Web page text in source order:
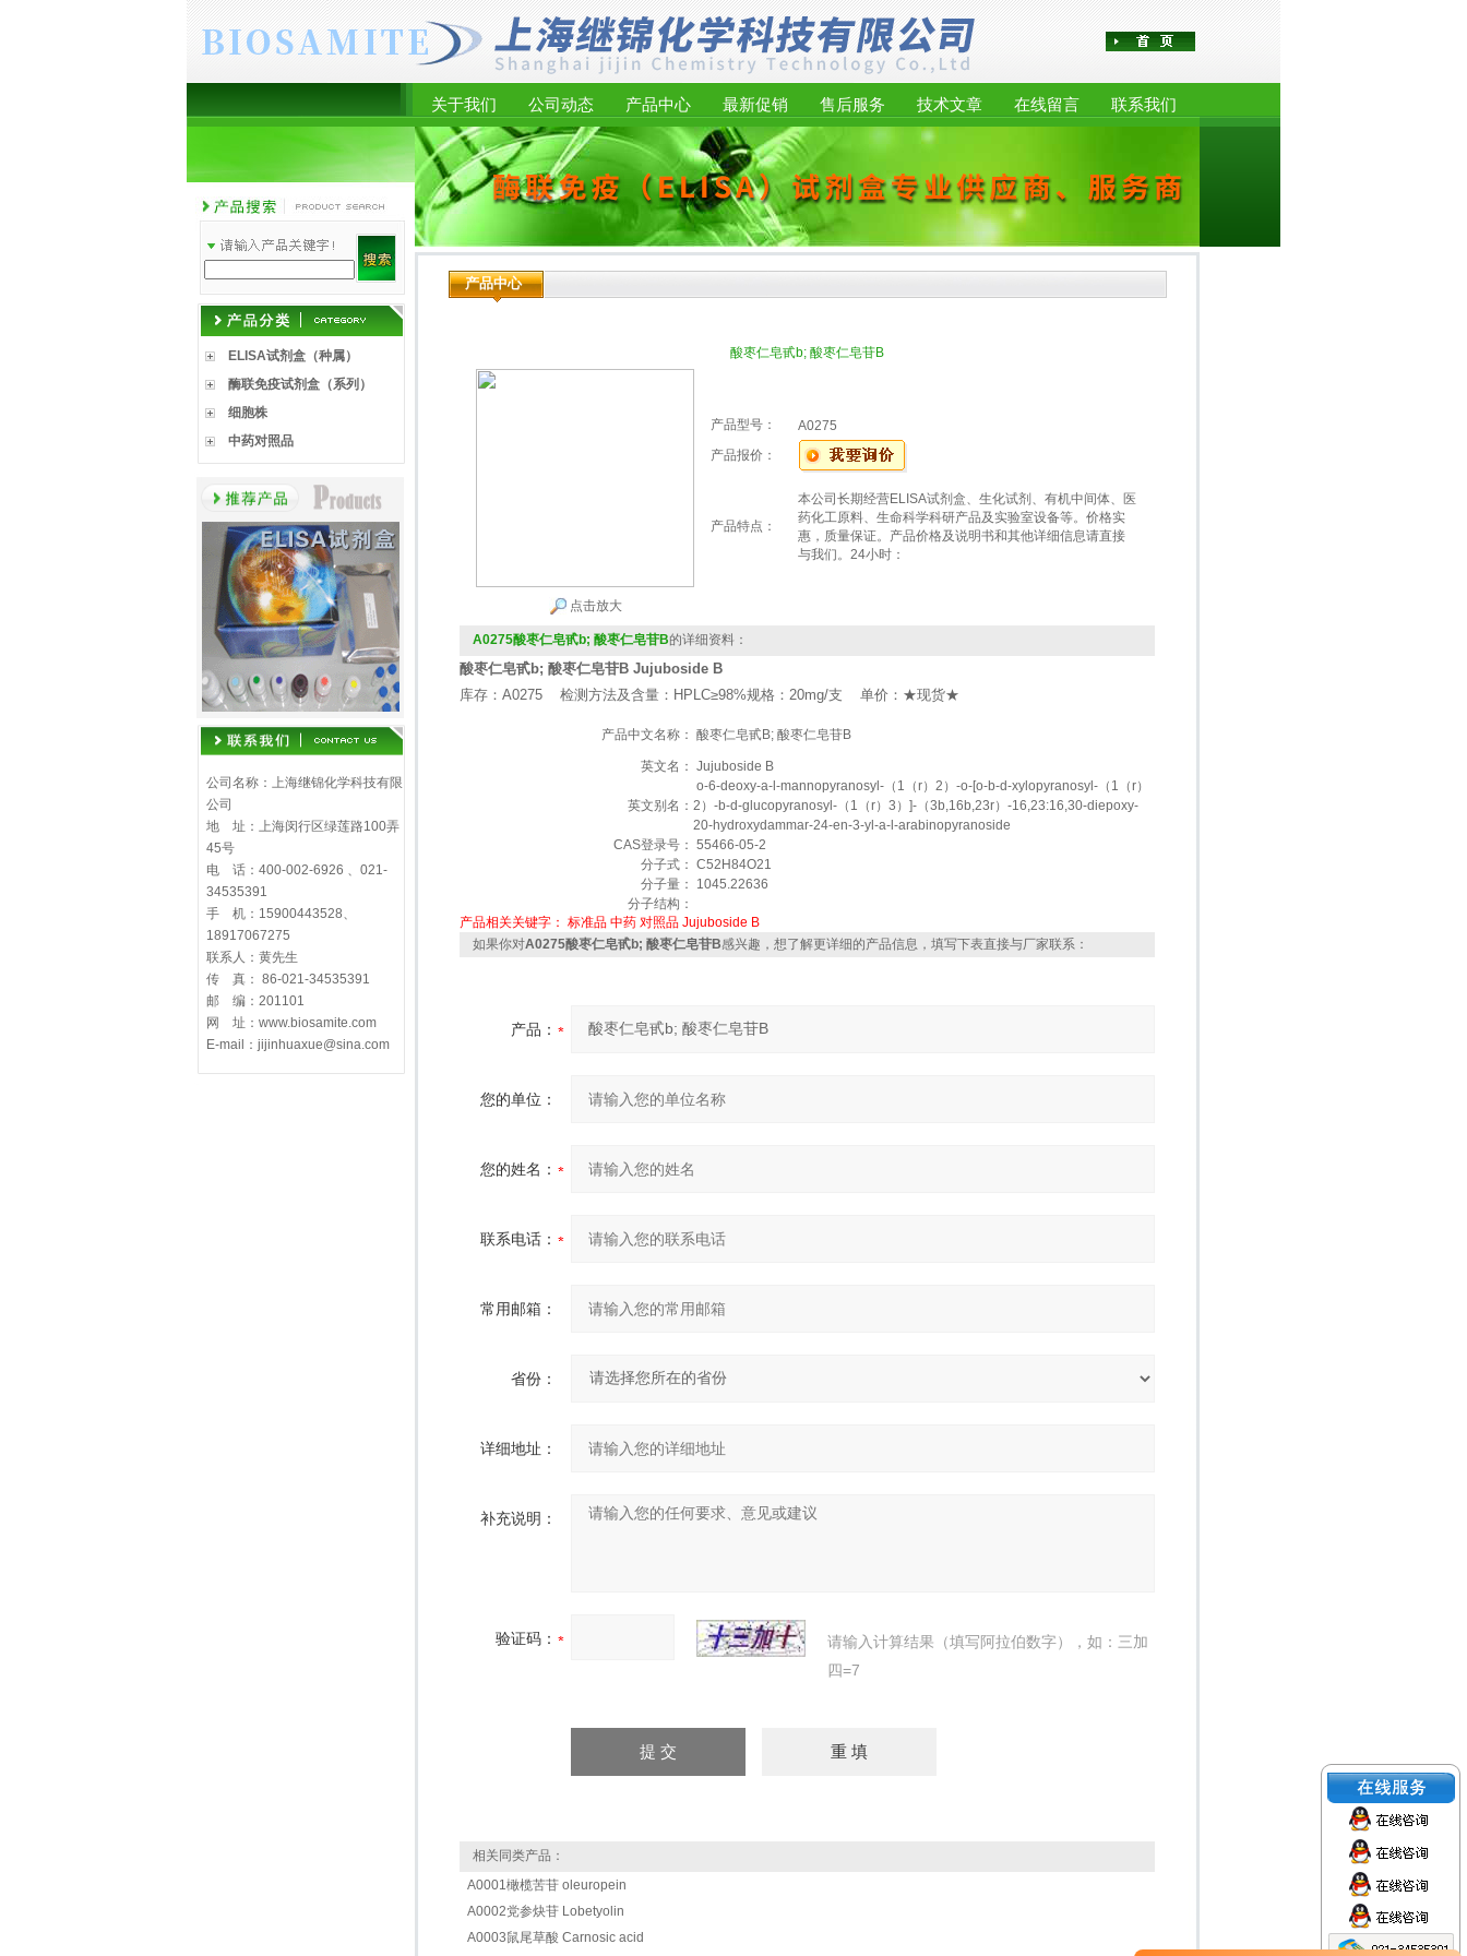
关于我们 公司动态 产品中心 最新促销 售后服务 技术文章 在线留言 联系我们
ELISA试剂盒（种属）
酶联免疫试剂盒（系列）
细胞株
中药对照品
公司名称：上海继锦化学科技有限
公司
地 址：上海闵行区绿莲路100弄
45号
电 话：400-002-6926 、021-
34535391
手 机：15900443528、
18917067275
联系人：黄先生
传 真： 86-021-34535391
邮 编：201101
网 址：www.biosamite.com
E-mail：jijinhuaxue@sina.com
产品中心
酸枣仁皂甙b; 酸枣仁皂苷B
点击放大
产品型号：
A0275
产品报价：
产品特点：
本公司长期经营ELISA试剂盒、生化试剂、有机中间体、医
药化工原料、生命科学科研产品及实验室设备等。价格实
惠，质量保证。产品价格及说明书和其他详细信息请直接
与我们。24小时：
A0275酸枣仁皂甙b; 酸枣仁皂苷B的详细资料：
酸枣仁皂甙b; 酸枣仁皂苷B Jujuboside B
库存：A0275 检测方法及含量：HPLC≥98%规格：20mg/支 单价：★现货★
产品中文名称： 酸枣仁皂甙B; 酸枣仁皂苷B
英文名： Jujuboside B
英文别名：
o-6-deoxy-a-l-mannopyranosyl-（1（r）2）-o-[o-b-d-xylopyranosyl-（1（r）
2）-b-d-glucopyranosyl-（1（r）3）]-（3b,16b,23r）-16,23:16,30-diepoxy-
20-hydroxydammar-24-en-3-yl-a-l-arabinopyranoside
CAS登录号： 55466-05-2
分子式： C52H84O21
分子量：
1045.22636
分子结构：
产品相关关键字： 标准品 中药 对照品 Jujuboside B
如果你对A0275酸枣仁皂甙b; 酸枣仁皂苷B感兴趣，想了解更详细的产品信息，填写下表直接与厂家联系：
产品：
您的单位：
您的姓名：
联系电话：
常用邮箱：
省份：
详细地址：
补充说明：
验证码：
请输入计算结果（填写阿拉伯数字），如：三加
四=7
相关同类产品：
A0001橄榄苦苷 oleuropein
A0002党参炔苷 Lobetyolin
A0003鼠尾草酸 Carnosic acid